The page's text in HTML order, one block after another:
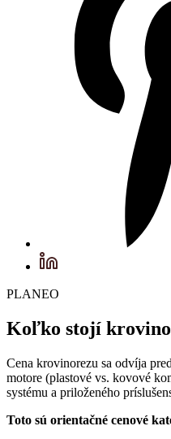
PLANEO
Koľko stojí
Cena krovinorezu sa odvíja
motore (plastové vs. kovové
systému a priloženého
Toto sú orientačné cenové